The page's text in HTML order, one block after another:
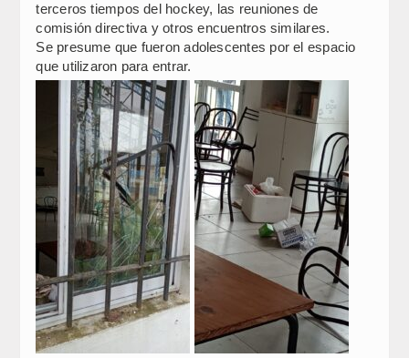
terceros tiempos del hockey, las reuniones de
comisión directiva y otros encuentros similares.
Se presume que fueron adolescentes por el espacio
que utilizaron para entrar.